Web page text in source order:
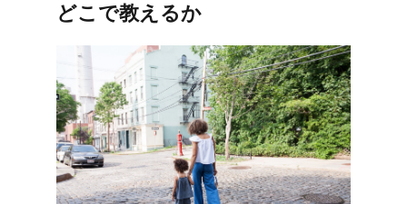
どこで​教えるか